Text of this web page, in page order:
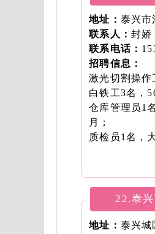
地址： 泰兴市
联系人： 封娇
联系电话：
招聘信息：
激光切割操作
白铁工3名，
仓库管理员1
月；
质检员1名，
22.泰
地址： 泰兴城